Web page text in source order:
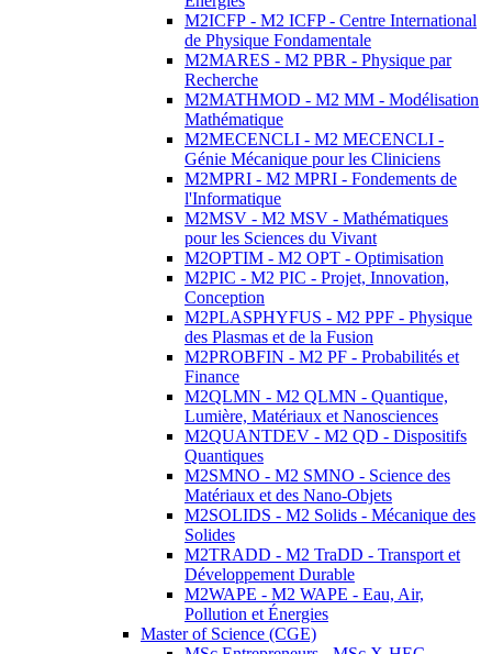
M2ICFP - M2 ICFP - Centre International
de Physique Fondamentale
M2MARES - M2 PBR - Physique par
Recherche
M2MATHMOD - M2 MM - Modélisation
Mathématique
M2MECENCLI - M2 MECENCLI -
Génie Mécanique pour les Cliniciens
M2MPRI - M2 MPRI - Fondements de
l'Informatique
M2MSV - M2 MSV - Mathématiques
pour les Sciences du Vivant
M2OPTIM - M2 OPT - Optimisation
M2PIC - M2 PIC - Projet, Innovation,
Conception
M2PLASPHYFUS - M2 PPF - Physique
des Plasmas et de la Fusion
M2PROBFIN - M2 PF - Probabilités et
Finance
M2QLMN - M2 QLMN - Quantique,
Lumière, Matériaux et Nanosciences
M2QUANTDEV - M2 QD - Dispositifs
Quantiques
M2SMNO - M2 SMNO - Science des
Matériaux et des Nano-Objets
M2SOLIDS - M2 Solids - Mécanique des
Solides
M2TRADD - M2 TraDD - Transport et
Développement Durable
M2WAPE - M2 WAPE - Eau, Air,
Pollution et Énergies
Master of Science (CGE)